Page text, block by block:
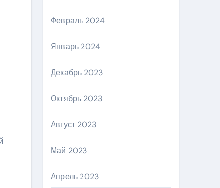
Февраль 2024
Январь 2024
Декабрь 2023
Октябрь 2023
Август 2023
Май 2023
Апрель 2023